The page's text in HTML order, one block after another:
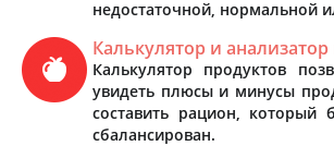
недостаточной, нормальной
Калькулятор и
Калькулятор продуктов
увидеть плюсы и минусы
составить рацион, который
сбалансирован.